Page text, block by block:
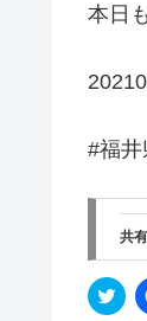
本日
#福井
共
ク
リ